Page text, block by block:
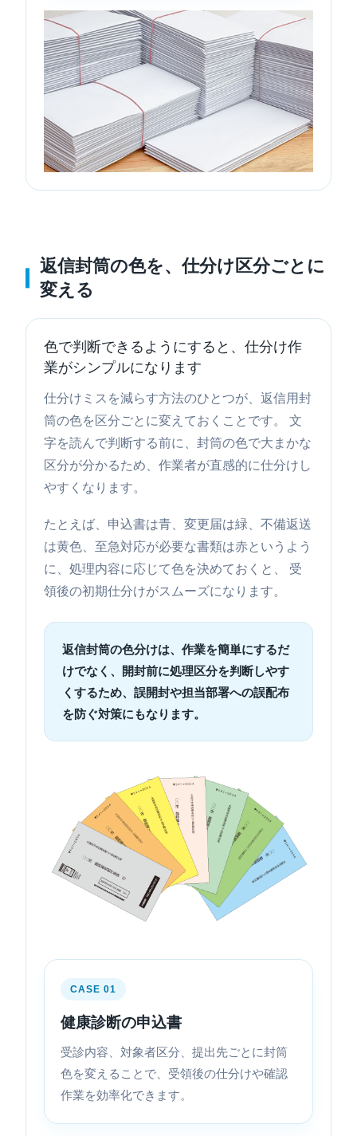
返信封筒の色を、仕分け区分ごとに
変える
色で判断できるようにすると、仕分け作
業がシンプルになります
仕分けミスを減らす方法のひとつが、返信用封
筒の色を区分ごとに変えておくことです。 文
字を読んで判断する前に、封筒の色で大まかな
区分が分かるため、作業者が直感的に仕分けし
やすくなります。
たとえば、申込書は青、変更届は緑、不備返送
は黄色、至急対応が必要な書類は赤というよう
に、処理内容に応じて色を決めておくと、 受
領後の初期仕分けがスムーズになります。
返信封筒の色分けは、作業を簡単にするだ
けでなく、開封前に処理区分を判断しやす
くするため、誤開封や担当部署への誤配布
を防ぐ対策にもなります。
CASE 01
健康診断の申込書
受診内容、対象者区分、提出先ごとに封筒
色を変えることで、受領後の仕分けや確認
作業を効率化できます。